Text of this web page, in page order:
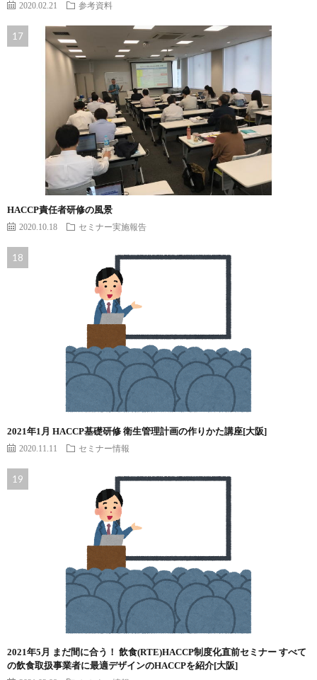
2020.02.21 参考資料
HACCP責任者研修の風景
2020.10.18 セミナー実施報告
2021年1月 HACCP基礎研修 衛生管理計画の作りかた講座[大阪]
2020.11.11 セミナー情報
2021年5月 まだ間に合う！ 飲食(RTE)HACCP制度化直前セミナー すべて
の飲食取扱事業者に最適デザインのHACCPを紹介[大阪]